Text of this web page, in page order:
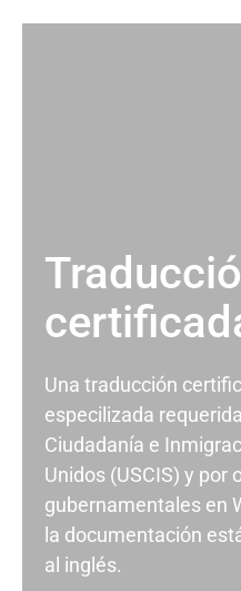
Una traducción
especilizada
Ciudadanía e
Unidos (USCIS) y por
gubernamentales en
la documentación
al inglés.